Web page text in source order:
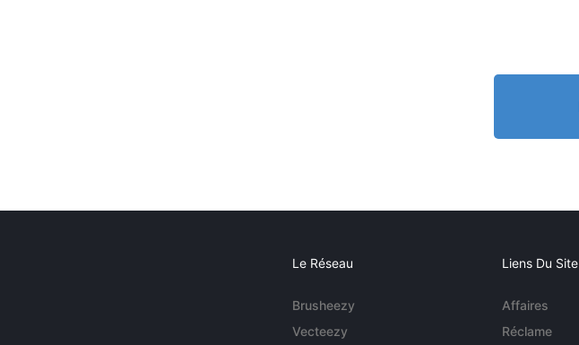
Le Réseau
Brusheezy
Vecteezy
Liens Du Site
Affaires
Réclame